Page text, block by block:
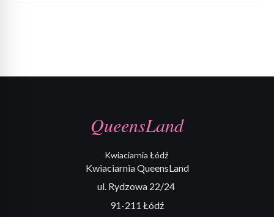
QueensLand
Kwiaciarnia Łódź
Kwiaciarnia QueensLand
ul. Rydzowa 22/24
91-211 Łódź